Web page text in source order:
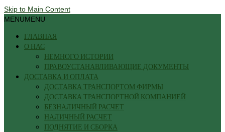
Skip to Main Content
MENUMENU
ГЛАВНАЯ
О НАС
НЕМНОГО ИСТОРИИ
ПРАВОУСТАНАВЛИВАЮЩИЕ ДОКУМЕНТЫ
ДОСТАВКА И ОПЛАТА
ДОСТАВКА ТРАНСПОРТОМ ФИРМЫ
ДОСТАВКА ТРАНСПОРТНОЙ КОМПАНИЕЙ
БЕЗНАЛИЧНЫЙ РАСЧЕТ
НАЛИЧНЫЙ РАСЧЕТ
ПОДНЯТИЕ И СБОРКА